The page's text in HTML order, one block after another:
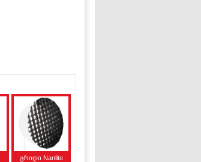
გრიდი Nanlite